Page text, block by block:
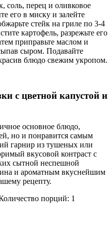
соль, перец и оливковое
его в миску и залейте
стейк на гриле по 3-4
картофель, разрежьте его
приправьте маслом и
сыром. Подавайте
блюдо свежим укропом.
с цветной капустой и
основное блюдо,
но и понравится самым
гарнир из тушеных или
вкусовой контраст с
сытной неспешной
и ароматным вкуснейшим
рецепту.
порций: 1